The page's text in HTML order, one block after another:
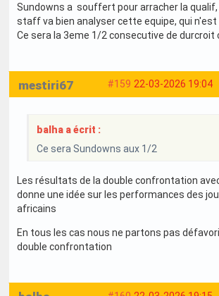
Sundowns a souffert pour arracher la qualif,
staff va bien analyser cette equipe, qui n'est
Ce sera la 3eme 1/2 consecutive de durcroit
#159 22-03-2026 19:04
mestiri67
balha a écrit :
Ce sera Sundowns aux 1/2
Les résultats de la double confrontation
donne une idée sur les performances des
africains
En tous les cas nous ne partons pas
double confrontation